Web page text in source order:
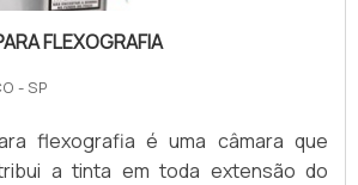
FLEXOGRAFIA
- SP
flexografia é uma câmara que
a tinta em toda extensão do